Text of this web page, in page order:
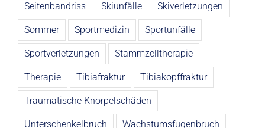
Seitenbandriss Skiunfälle Skiverletzungen
Sommer Sportmedizin Sportunfälle
Sportverletzungen Stammzelltherapie
Therapie Tibiafraktur Tibiakopffraktur
Traumatische Knorpelschäden
Unterschenkelbruch Wachstumsfugenbruch